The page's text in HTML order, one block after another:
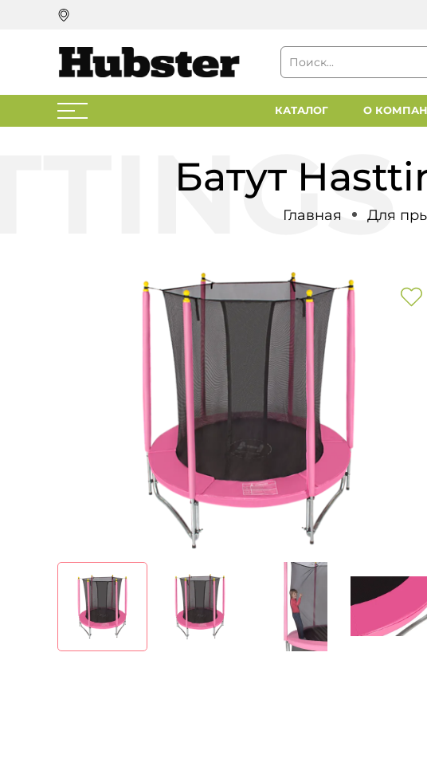
КАТАЛОГ О
Батут
Главная Для